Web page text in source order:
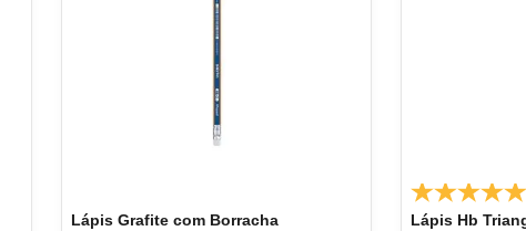
Lápis Grafite com Borracha
Lápis Hb